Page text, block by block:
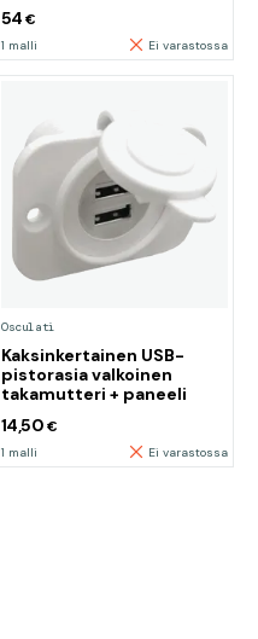
54€
1 malli Ei varastossa
Osculati
Kaksinkertainen USB-
pistorasia valkoinen
takamutteri + paneeli
14,50 €
1 malli Ei varastossa